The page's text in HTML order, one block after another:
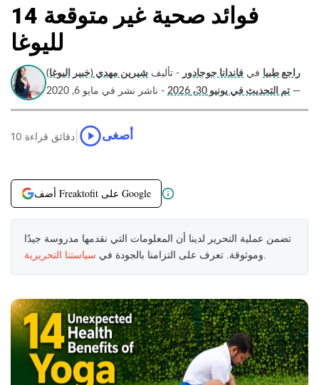
14 فوائد صحية غير متوقعة
لليوغا
راجع طبيا في فاندانا جوجادور - تأليف شيرين مهدي (خبير اليوغا)
— تم التحديث في يونيو 30، 2026 - ناشر نشر في مايو 6, 2020
10 دقائق قراءة أصغى
أضف Freaktofit على Google
تضمن عملية التحرير لدينا أن المعلومات التي نقدمها مدروسة جيدًا
وموثوقة. تعرف على التزامنا بالجودة في سياستنا التحريرية